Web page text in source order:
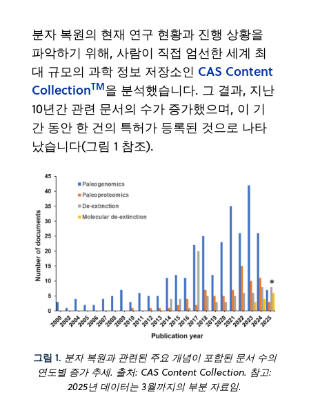
분자 복원의 현재 연구 현황과 진행 상황을
파악하기 위해, 사람이 직접 엄선한 세계 최
대 규모의 과학 정보 저장소인 CAS Content
CollectionTM을 분석했습니다. 그 결과, 지난
10년간 관련 문서의 수가 증가했으며, 이 기
간 동안 한 건의 특허가 등록된 것으로 나타
났습니다(그림 1 참조).
그림 1. 분자 복원과 관련된 주요 개념이 포함된 문서 수의
연도별 증가 추세. 출처: CAS Content Collection. 참고:
2025년 데이터는 3월까지의 부분 자료임.